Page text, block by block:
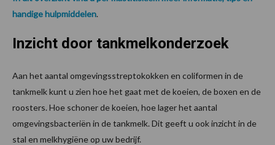
handige hulpmiddelen.
Inzicht door tankmelkonderzoek
Aan het aantal omgevingsstreptokokken en coliformen in de
tankmelk kunt u zien hoe het gaat met de koeien, de boxen en de
roosters. Hoe schoner de koeien, hoe lager het aantal
omgevingsbacteriën in de tankmelk. Dit geeft u ook inzicht in de
stal en melkhygiëne op uw bedrijf.